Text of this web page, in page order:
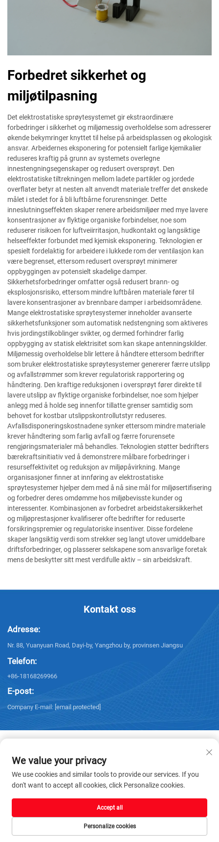
Forbedret sikkerhet og
miljøtilpasning
Det elektrostatiske sprøytesystemet gir ekstraordinære
forbedringer i sikkerhet og miljømessig overholdelse som adresserer
økende bekymringer knyttet til helse på arbeidsplassen og økologisk
ansvar. Arbeidernes eksponering for potensielt farlige kjemikalier
reduseres kraftig på grunn av systemets overlegne
innestengningsegenskaper og redusert oversprøyt. Den
elektrostatiske tiltrekningen mellom ladete partikler og jordede
overflater betyr at nesten alt anvendt materiale treffer det ønskede
målet i stedet for å bli luftbårne forurensninger. Dette
inneslutningseffekten skaper renere arbeidsmiljøer med mye lavere
konsentrasjoner av flyktige organiske forbindelser, noe som
reduserer risikoen for luftveiirritasjon, hudkontakt og langsiktige
helseeffekter forbundet med kjemisk eksponering. Teknologien er
spesielt fordelaktig for arbeidere i lukkede rom der ventilasjon kan
være begrenset, ettersom redusert oversprøyt minimerer
oppbyggingen av potensielt skadelige damper.
Sikkerhetsforbedringer omfatter også redusert brann- og
eksplosjonsrisiko, ettersom mindre luftbåren materiale fører til
lavere konsentrasjoner av brennbare damper i arbeidsområdene.
Mange elektrostatiske sprøytesystemer inneholder avanserte
sikkerhetsfunksjoner som automatisk nedstengning som aktiveres
hvis jordingstilkoblinger svikter, og dermed forhindrer farlig
oppbygging av statisk elektrisitet som kan skape antenningskilder.
Miljømessig overholdelse blir lettere å håndtere ettersom bedrifter
som bruker elektrostatiske sprøytesystemer genererer færre utslipp
og avfallstrømmer som krever regulatorisk rapportering og
håndtering. Den kraftige reduksjonen i oversprøyt fører direkte til
lavere utslipp av flyktige organiske forbindelser, noe som hjelper
anlegg med å holde seg innenfor tillatte grenser samtidig som
behovet for kostbar utslippskontrollutstyr reduseres.
Avfallsdisponeringskostnadene synker ettersom mindre materiale
krever håndtering som farlig avfall og færre forurensete
rengjøringsmaterialer må behandles. Teknologien støtter bedrifters
bærekraftsinitiativ ved å demonstrere målbare forbedringer i
resurseffektivitet og reduksjon av miljøpåvirkning. Mange
organisasjoner finner at innføring av elektrostatiske
sprøytesystemer hjelper dem med å nå sine mål for miljøsertifisering
og forbedrer deres omdømme hos miljøbevisste kunder og
interessenter. Kombinasjonen av forbedret arbeidstakersikkerhet
og miljøprestasjoner kvalifiserer ofte bedrifter for reduserte
forsikringspremier og regulatoriske insentiver. Disse fordelene
skaper langsiktig verdi som strekker seg langt utover umiddelbare
driftsforbedringer, og plasserer selskapene som ansvarlige foretak
mens de beskytter sitt mest verdifulle aktiv – sin arbeidskraft.
Kontakt oss
Adresse:
Nr. 88, Yuanyuan Road, Dayi-by, Yangzhou by, provinsen Jiangsu
Telefon:
+86-18168269966
E-post:
Company E-mail: [email protected]
Copyright © 2025 Yangzhou Sanxing Technology CO.,LTD. Alle rettigheter
reservert. -Personvernerklæring
We value your privacy
We use cookies and similar tools to provide our services. If you
don't want to accept all cookies, click Personalize cookies.
Personalize cookies
Accept all